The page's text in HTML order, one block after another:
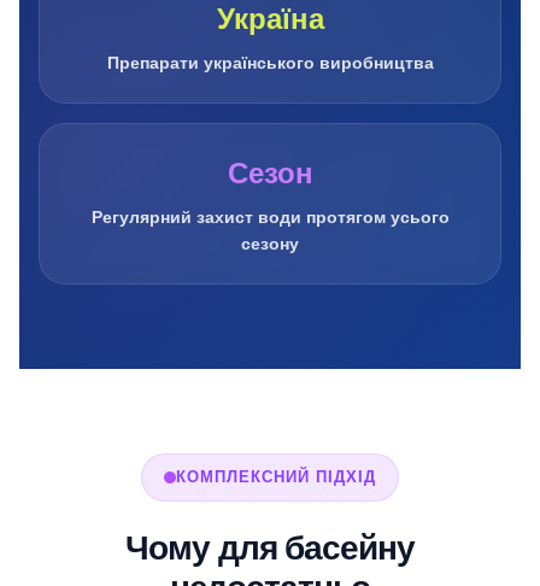
Україна
Препарати українського виробництва
Сезон
Регулярний захист води протягом усього
сезону
КОМПЛЕКСНИЙ ПІДХІД
Чому для басейну